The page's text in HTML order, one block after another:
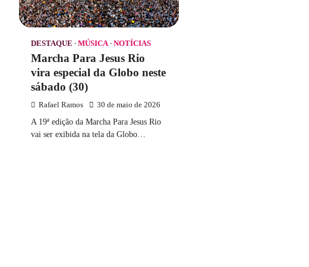
DESTAQUE MÚSICA NOTÍCIAS
Marcha Para Jesus Rio
vira especial da Globo neste
sábado (30)
Rafael Ramos 30 de maio de 2026
A 19ª edição da Marcha Para Jesus Rio
vai ser exibida na tela da Globo…